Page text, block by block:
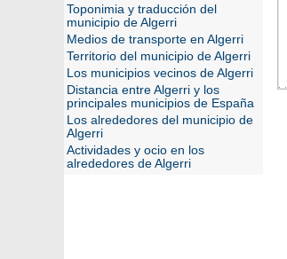
Toponimia y traducción del
municipio de Algerri
Medios de transporte en Algerri
Territorio del municipio de Algerri
Los municipios vecinos de Algerri
Distancia entre Algerri y los
principales municipios de España
Los alrededores del municipio de
Algerri
Actividades y ocio en los
alrededores de Algerri